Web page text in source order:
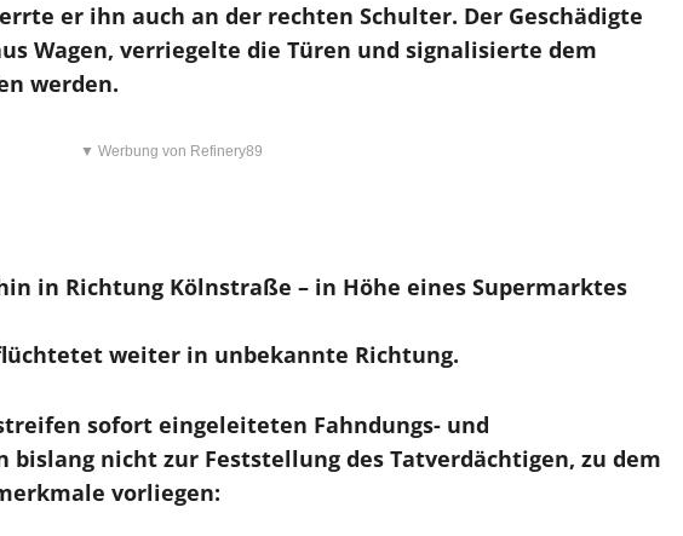
er ihn auch an der rechten Schulter. Der Geschädigte
Wagen, verriegelte die Türen und signalisierte dem
werden.
▼ Werbung von Refinery89
in Richtung Kölnstraße – in Höhe eines Supermarktes
weiter in unbekannte Richtung.
sofort eingeleiteten Fahndungs- und
nicht zur Feststellung des Tatverdächtigen, zu dem
vorliegen: